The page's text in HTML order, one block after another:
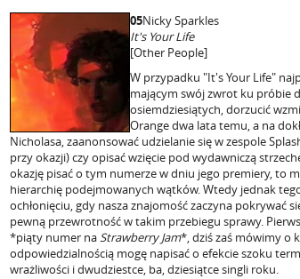
05Nicky Sparkles
It's Your Life
[Other People]
W przypadku "It's Your Life"
mającym swój zwrot ku próbie
osiemdziesiątych, dorzucić
Orange dwa lata temu, a na
Nicholasa, zaanonsować udzielanie się w zespole
przy okazji) czy opisać wzięcie pod wydawniczą
okazję pisać o tym numerze w dniu jego premiery, to
hierarchię podejmowanych wątków. Wtedy jednak
ochłonięciu, gdy nasza znajomość zaczyna pokrywać
pewną przewrotność w takim przebiegu sprawy.
*piąty numer naStrawberry Jam*, dziś zaś mówimy o
odpowiedzialnością mogę napisać o efekcie szoku
wrażliwości i dwudziestce, ba, dziesiątce singli roku.